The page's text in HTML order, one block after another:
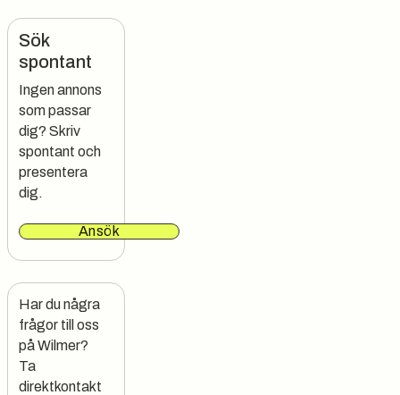
Sök
spontant
Ingen annons
som passar
dig? Skriv
spontant och
presentera
dig.
Ansök
Har du några
frågor till oss
på Wilmer?
Ta
direktkontakt